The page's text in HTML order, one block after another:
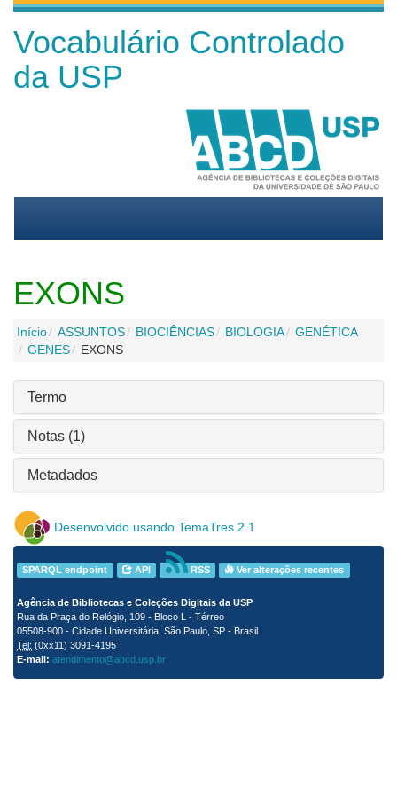
Vocabulário Controlado
da USP
EXONS
Início ASSUNTOS BIOCIÊNCIAS BIOLOGIA
GENÉTICA
GENES
EXONS
Termo
Notas (1)
Metadados
Desenvolvido usando TemaTres 2.1
SPARQL endpoint API RSS Ver alterações recentes
Agência de Bibliotecas e Coleções Digitais da USP
Rua da Praça do Relógio, 109 - Bloco L - Térreo
05508-900 - Cidade Universitária, São Paulo, SP - Brasil
Tel: (0xx11) 3091-4195
E-mail: atendimento@abcd.usp.br